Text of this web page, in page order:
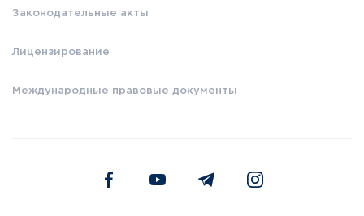
Законодательные акты
Лицензирование
Международные правовые документы